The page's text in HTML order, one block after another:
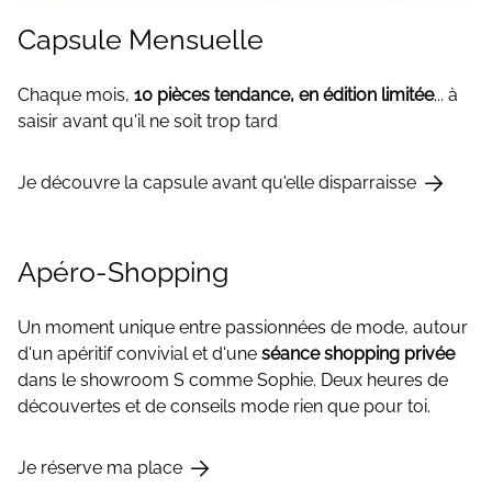
Capsule Mensuelle
Chaque mois, 10 pièces tendance, en édition limitée... à
saisir avant qu'il ne soit trop tard
Je découvre la capsule avant qu'elle disparraisse
Apéro-Shopping
Un moment unique entre passionnées de mode, autour
d'un apéritif convivial et d'une séance shopping privée
dans le showroom S comme Sophie. Deux heures de
découvertes et de conseils mode rien que pour toi.
Je réserve ma place